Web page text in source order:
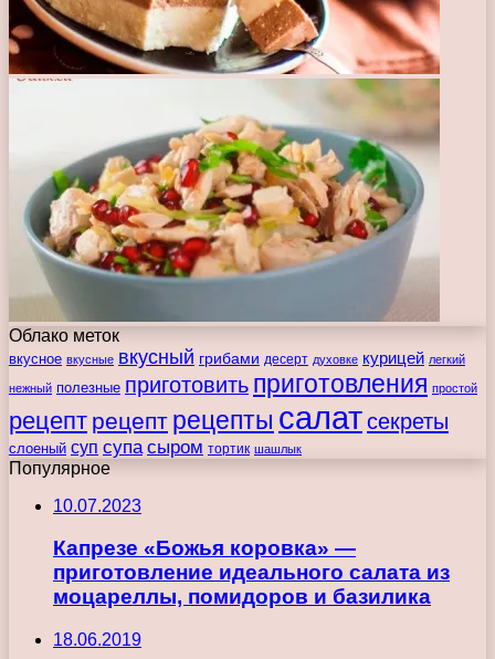
Облако меток
вкусное вкусные вкусный грибами десерт духовке курицей легкий
нежный полезные приготовить приготовления простой
рецепт рецепт рецепты салатсекреты
слоеный суп супа сыром тортик шашлык
Популярное
10.07.2023
Капрезе «Божья коровка» —
приготовление идеального салата из
моцареллы, помидоров и базилика
18.06.2019